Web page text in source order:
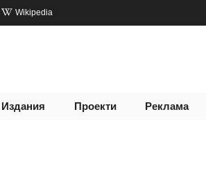
Wikipedia
Издания Проекти Реклама